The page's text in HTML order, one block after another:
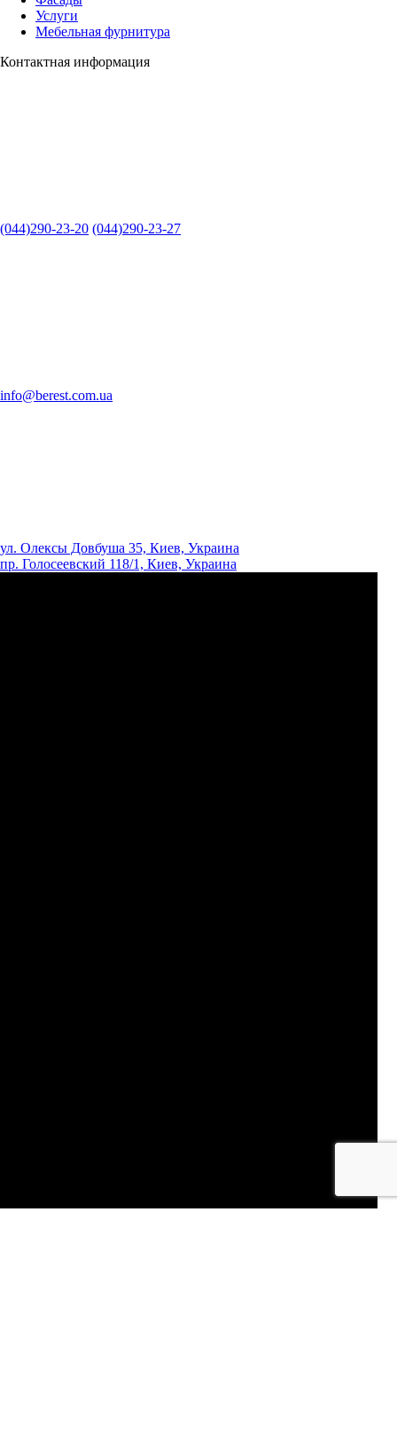
Услуги
Мебельная фурнитура
Контактная информация
(044)290-23-20 (044)290-23-27
info@berest.com.ua
ул. Олексы Довбуша 35, Киев, Украина
пр. Голосеевский 118/1, Киев, Украина